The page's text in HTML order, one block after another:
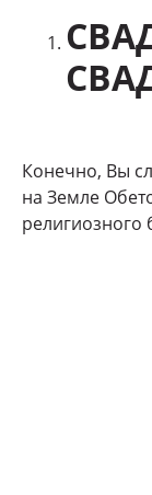
Конечно, Вы
на Земле
религиозного